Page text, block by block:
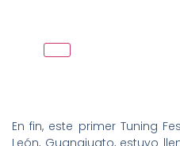
En fin, este primer Tuning